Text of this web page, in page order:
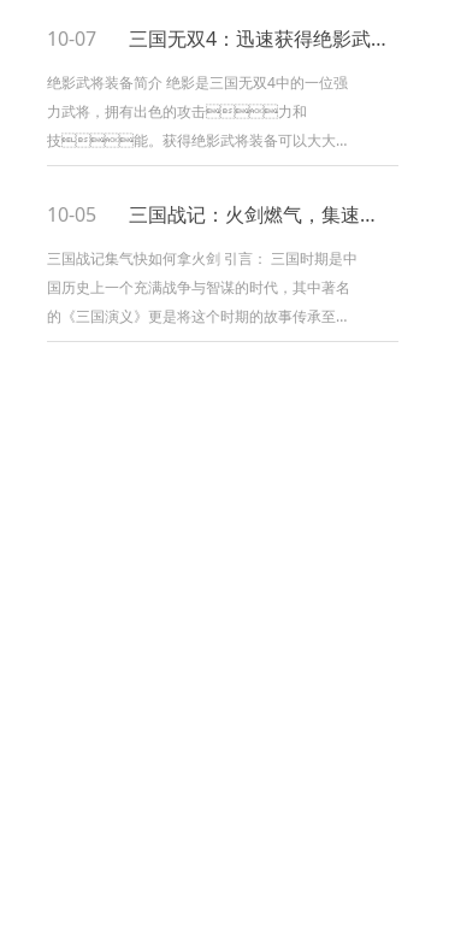
国无双7武器...
10-07 三国无双4：迅速获得绝影武将装备的秘籍
绝影武将装备简介 绝影是三国无双4中的一位强
力武将，拥有出色的攻击力和
技能。获得绝影武将装备可以大大提
升绝影的战斗能力，使其更加强大。本文将介绍
取得优势。 1...
10-05 三国战记：火剑燃气，集速如风
三国战记集气快如何拿火剑 引言： 三国时期是中
国历史上一个充满战争与智谋的时代，其中著名
的《三国演义》更是将这个时期的故事传承至
今。在游戏《三国战记》中，集气是一项